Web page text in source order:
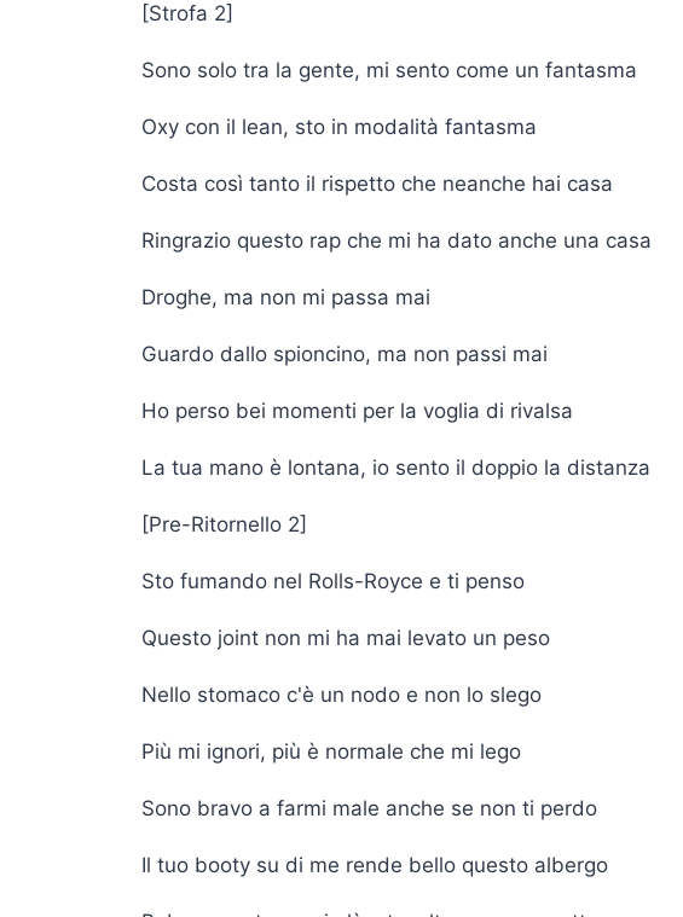
[Strofa 2]
Sono solo tra la gente, mi sento come un fantasma
Oxy con il lean, sto in modalità fantasma
Costa così tanto il rispetto che neanche hai casa
Ringrazio questo rap che mi ha dato anche una casa
Droghe, ma non mi passa mai
Guardo dallo spioncino, ma non passi mai
Ho perso bei momenti per la voglia di rivalsa
La tua mano è lontana, io sento il doppio la distanza
[Pre-Ritornello 2]
Sto fumando nel Rolls-Royce e ti penso
Questo joint non mi ha mai levato un peso
Nello stomaco c'è un nodo e non lo slego
Più mi ignori, più è normale che mi lego
Sono bravo a farmi male anche se non ti perdo
Il tuo booty su di me rende bello questo albergo